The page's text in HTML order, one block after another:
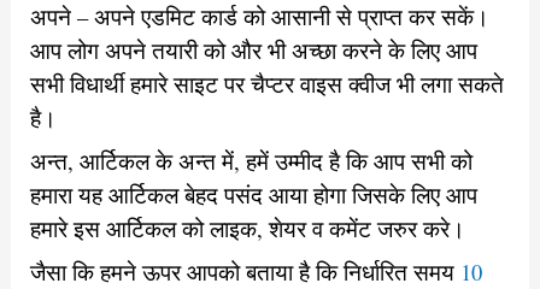
अपने – अपने एडमिट कार्ड को आसानी से प्राप्त कर सकें।
आप लोग अपने तयारी को और भी अच्छा करने के लिए आप
सभी विधार्थी हमारे साइट पर चैप्टर वाइस क्वीज भी लगा सकते
है।
अन्त, आर्टिकल के अन्त में, हमें उम्मीद है कि आप सभी को
हमारा यह आर्टिकल बेहद पसंद आया होगा जिसके लिए आप
हमारे इस आर्टिकल को लाइक, शेयर व कमेंट जरुर करे।
जैसा कि हमने ऊपर आपको बताया है कि निर्धारित समय 10